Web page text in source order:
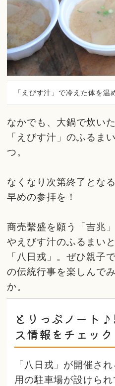
「えびす汁」で冷えた体を温
なかでも、大鍋で炊い
「えびす汁」のふるま
つ。
なくなり次第終了とな
早めの参拝を！
商売繫盛を願う「吉兆
やえびす汁のふるまい
「八日戎」。ぜひ親子
の伝統行事を楽しんで
か。
とりっぷノート
ス情報をチェック
「八日戎」が開催さ
用の駐車場が設けられ